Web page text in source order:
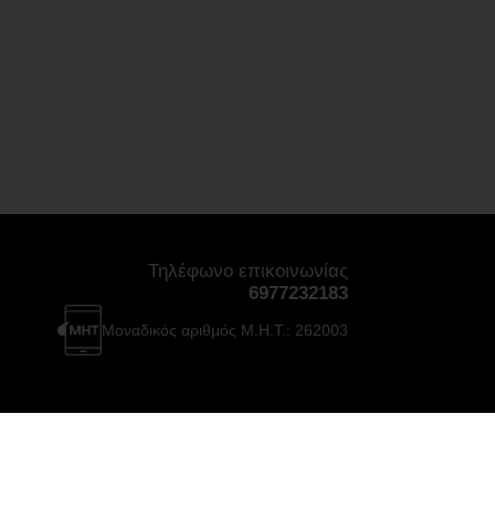
Τηλέφωνο επικοινωνίας
6977232183
Μοναδικός αριθμός Μ.Η.Τ.: 262003